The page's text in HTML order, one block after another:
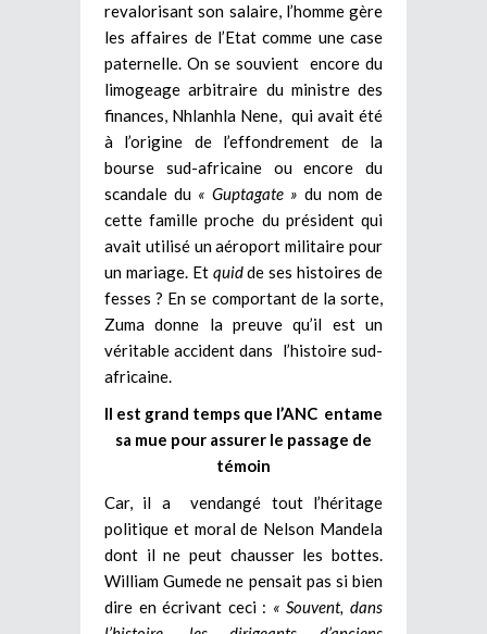
revalorisant son salaire, l’homme gère
les affaires de l’Etat comme une case
paternelle. On se souvient encore du
limogeage arbitraire du ministre des
finances, Nhlanhla Nene, qui avait été
à l’origine de l’effondrement de la
bourse sud-africaine ou encore du
scandale du « Guptagate » du nom de
cette famille proche du président qui
avait utilisé un aéroport militaire pour
un mariage. Et quidde ses histoires de
fesses ? En se comportant de la sorte,
Zuma donne la preuve qu’il est un
véritable accident dans l’histoire sud-
africaine.
Il est grand temps que l’ANC entame
sa mue pour assurer le passage de
témoin
Car, il a vendangé tout l’héritage
politique et moral de Nelson Mandela
dont il ne peut chausser les bottes.
William Gumede ne pensait pas si bien
dire en écrivant ceci : « Souvent, dans